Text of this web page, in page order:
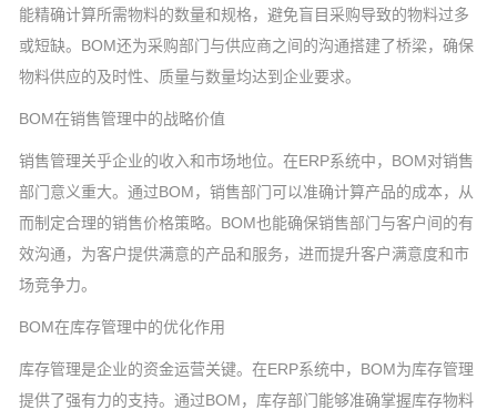
能精确计算所需物料的数量和规格，避免盲目采购导致的物料过多
或短缺。BOM还为采购部门与供应商之间的沟通搭建了桥梁，确保
物料供应的及时性、质量与数量均达到企业要求。
BOM在销售管理中的战略价值
销售管理关乎企业的收入和市场地位。在ERP系统中，BOM对销售
部门意义重大。通过BOM，销售部门可以准确计算产品的成本，从
而制定合理的销售价格策略。BOM也能确保销售部门与客户间的有
效沟通，为客户提供满意的产品和服务，进而提升客户满意度和市
场竞争力。
BOM在库存管理中的优化作用
库存管理是企业的资金运营关键。在ERP系统中，BOM为库存管理
提供了强有力的支持。通过BOM，库存部门能够准确掌握库存物料